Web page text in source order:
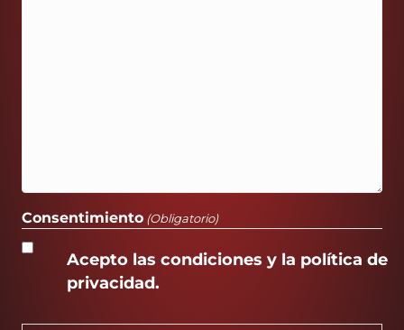
Consentimiento (Obligatorio)
Acepto las condiciones y la política de
privacidad.